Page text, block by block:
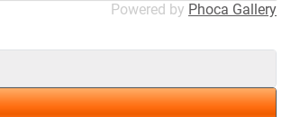
Powered by Phoca Gallery